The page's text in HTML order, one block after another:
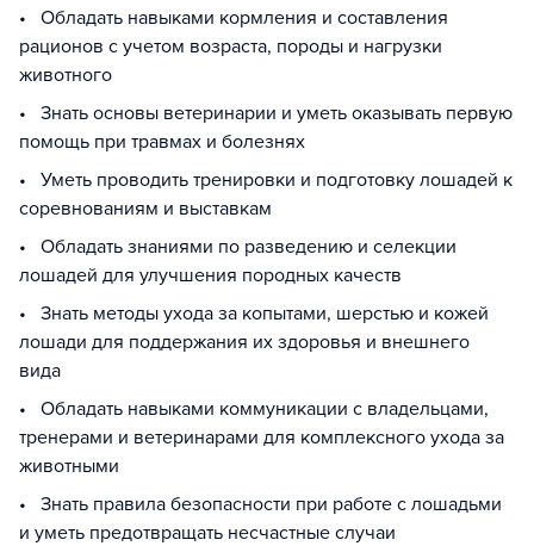
• Обладать навыками кормления и составления
рационов с учетом возраста, породы и нагрузки
животного
• Знать основы ветеринарии и уметь оказывать первую
помощь при травмах и болезнях
• Уметь проводить тренировки и подготовку лошадей к
соревнованиям и выставкам
• Обладать знаниями по разведению и селекции
лошадей для улучшения породных качеств
• Знать методы ухода за копытами, шерстью и кожей
лошади для поддержания их здоровья и внешнего
вида
• Обладать навыками коммуникации с владельцами,
тренерами и ветеринарами для комплексного ухода за
животными
• Знать правила безопасности при работе с лошадьми
и уметь предотвращать несчастные случаи